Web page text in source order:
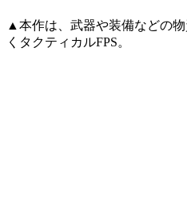
▲本作は、武器や装備などの
くタクティカルFPS。